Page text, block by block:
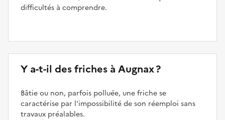
difficultés à comprendre.
Y a-t-il des friches à Augnax ?
Bâtie ou non, parfois polluée, une friche se
caractérise par l'impossibilité de son réemploi sans
travaux préalables.